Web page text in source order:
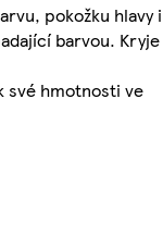
pokožku hlavy i
barvou. Kryje
své hmotnosti ve